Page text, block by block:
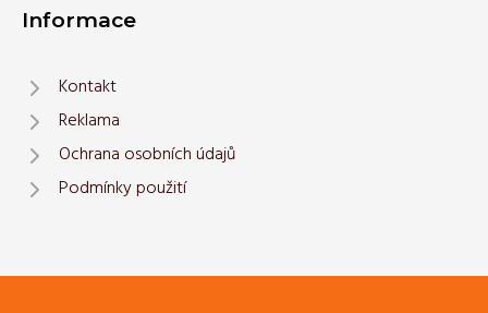
Informace
Kontakt
Reklama
Ochrana osobních údajů
Podmínky použití